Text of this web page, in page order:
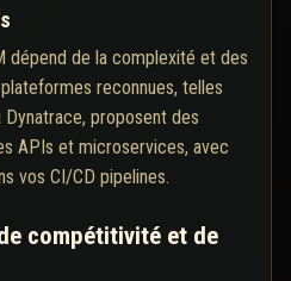
dépend de la complexité et des
reconnues, telles
proposent des
APIs et microservices, avec
vos CI/CD pipelines.
compétitivité et de